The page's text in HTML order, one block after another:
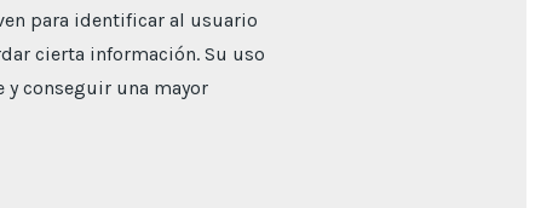
para identificar al usuario
cierta información. Su uso
y conseguir una mayor